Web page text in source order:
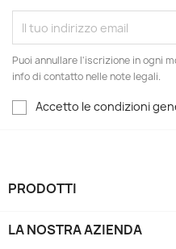
Puoi annullare l'iscrizione in ogni
info di contatto nelle note legali.
Accetto le condizioni
PRODOTTI
LA NOSTRA AZIENDA